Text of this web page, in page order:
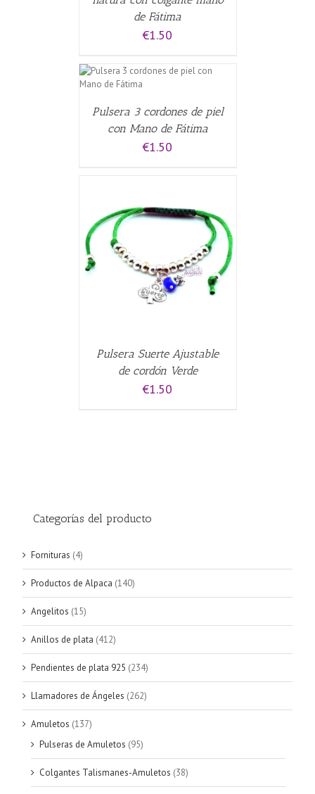
de Fátima
€1.50
Pulsera 3 cordones de piel
con Mano de Fátima
€1.50
Pulsera Suerte Ajustable
de cordón Verde
€1.50
Categorías del producto
Fornituras (4)
Productos de Alpaca (140)
Angelitos (15)
Anillos de plata (412)
Pendientes de plata 925 (234)
Llamadores de Ángeles (262)
Amuletos (137)
Pulseras de Amuletos (95)
Colgantes Talismanes-Amuletos (38)